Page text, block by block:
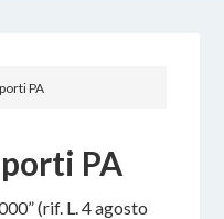
PA
PA
(rif. L. 4 agosto